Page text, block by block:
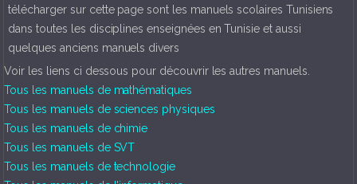
télécharger sur cette page sont les manuels scolaires Tunisiens
dans toutes les disciplines enseignées en Tunisie et aussi
quelques anciens manuels divers
Voir les liens ci dessous pour découvrir les autres manuels.
Tous les manuels de mathématiques
Tous les manuels de sciences physiques
Tous les manuels de chimie
Tous les manuels de SVT
Tous les manuels de technologie